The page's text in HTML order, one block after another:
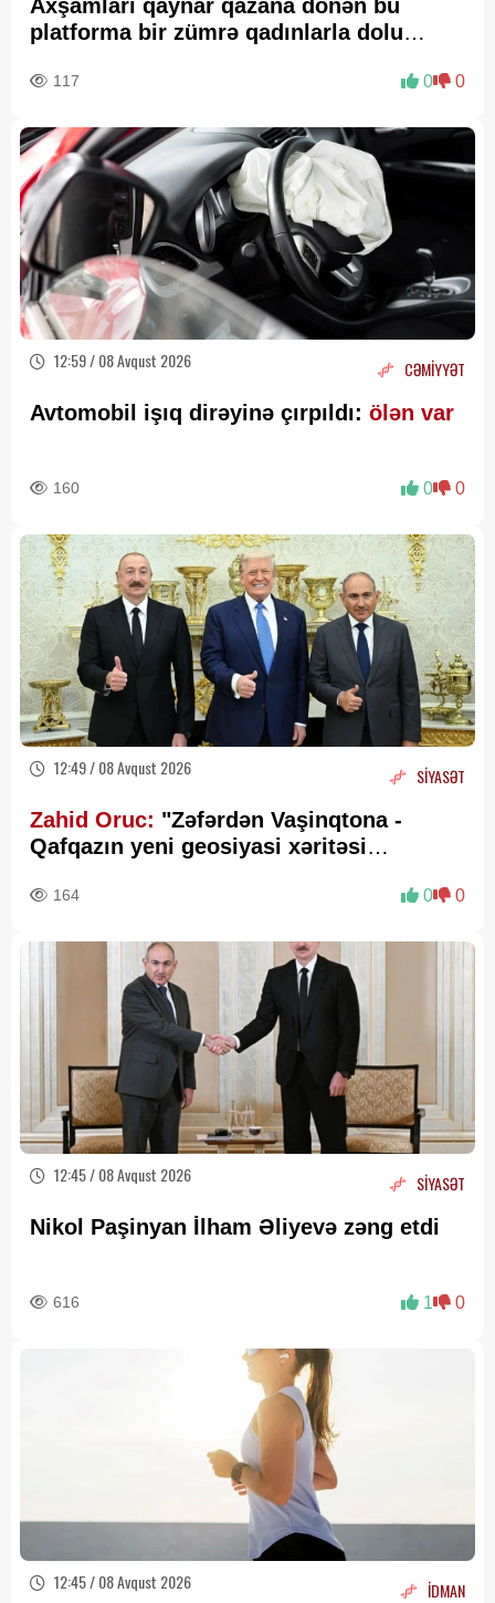
Axşamları qaynar qazana dönən bu
platforma bir zümrə qadınlarla dolu
117 0 0
12:59 / 08 Avqust 2026 CƏMİYYƏT
Avtomobil işıq dirəyinə çırpıldı: ölən var
160 0 0
12:49 / 08 Avqust 2026 SİYASƏT
Zahid Oruc: "Zəfərdən Vaşinqtona -
Qafqazın yeni geosiyasi xəritəsi
164 0 0
12:45 / 08 Avqust 2026 SİYASƏT
Nikol Paşinyan İlham Əliyevə zəng etdi
616 1 0
12:45 / 08 Avqust 2026 İDMAN